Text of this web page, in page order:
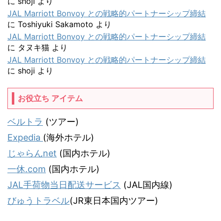
JAL Marriott Bonvoy との戦略的パートナーシップ締結
に Toshiyuki Sakamoto より
JAL Marriott Bonvoy との戦略的パートナーシップ締結
に タヌキ猫 より
JAL Marriott Bonvoy との戦略的パートナーシップ締結
に shoji より
お役立ち アイテム
ベルトラ (ツアー)
Expedia (海外ホテル)
じゃらんnet (国内ホテル)
一休.com (国内ホテル)
JAL手荷物当日配送サービス (JAL国内線)
びゅうトラベル(JR東日本国内ツアー)